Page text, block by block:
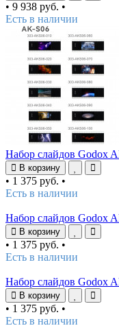
• 9 938 руб. •
Есть в наличии
Набор слайдов Godox
В корзину
• 1 375 руб. •
Есть в наличии
Набор слайдов Godox
В корзину
• 1 375 руб. •
Есть в наличии
Набор слайдов Godox
В корзину
• 1 375 руб. •
Есть в наличии